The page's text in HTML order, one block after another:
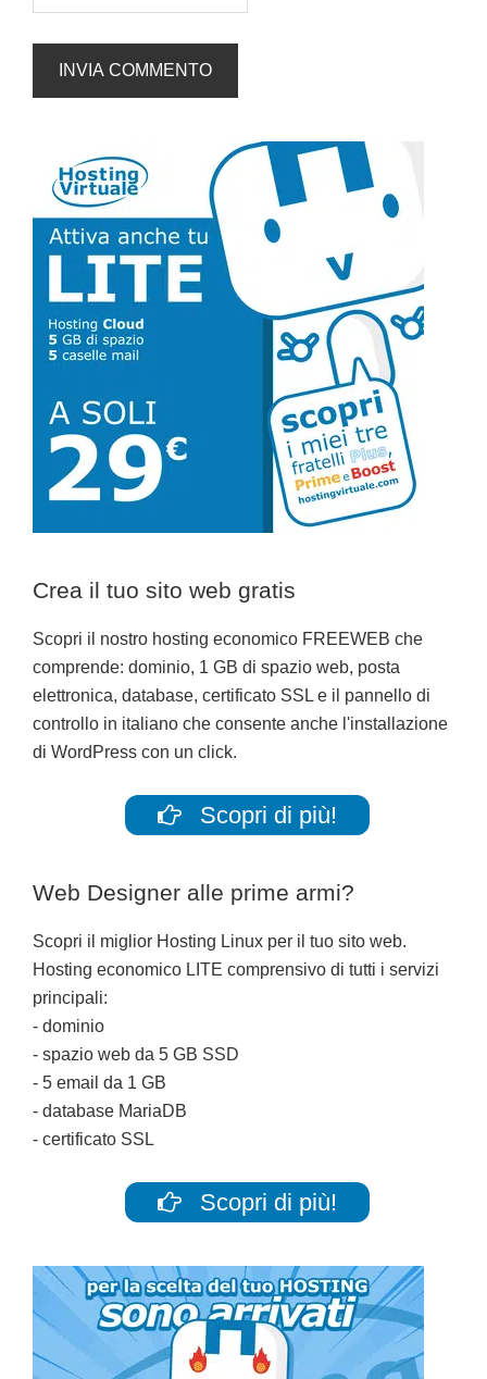
Barra
laterale
primaria
Crea il tuo sito web gratis
Scopri il nostro hosting economico FREEWEB che
comprende: dominio, 1 GB di spazio web, posta
elettronica, database, certificato SSL e il pannello di
controllo in italiano che consente anche l'installazione
di WordPress con un click.
Scopri di più!
Web Designer alle prime armi?
Scopri il miglior Hosting Linux per il tuo sito web.
Hosting economico LITE comprensivo di tutti i servizi
principali:
- dominio
- spazio web da 5 GB SSD
- 5 email da 1 GB
- database MariaDB
- certificato SSL
Scopri di più!